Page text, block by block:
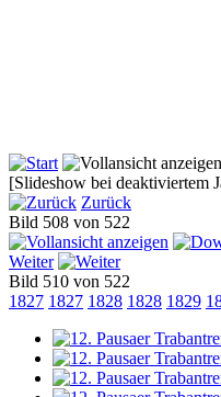
[Slideshow bei deaktiviertem
Zurück
Bild 508 von 522
Weiter
Bild 510 von 522
1827 1827 1828 1828 1829